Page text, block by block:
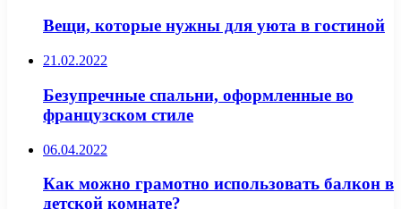
Вещи, которые нужны для уюта в гостиной
21.02.2022
Безупречные спальни, оформленные во
французском стиле
06.04.2022
Как можно грамотно использовать балкон в
детской комнате?